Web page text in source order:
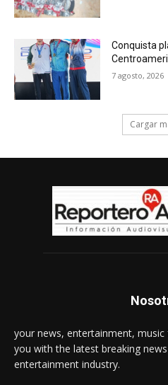
Conquista
7 agosto, 2026
Cargar
your news, entertainment,
you with the latest breaking
entertainment industry.